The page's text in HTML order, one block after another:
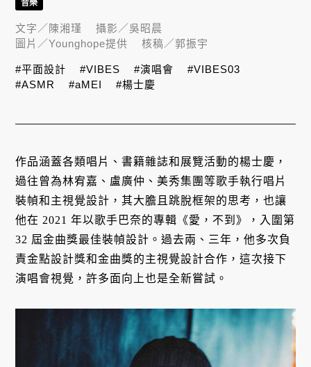
作品涵蓋各類唱片、書籍雜誌和展覽活動的楊士慶，
過往曾為林宥嘉、盧廣仲、美秀集團等歌手執行唱片
裝幀和主視覺設計，其大膽且跳脫框架的思考，也讓
他在 2021 年以歌手巴奈的專輯《愛，不到》，入圍第
32 屆金曲獎最佳裝幀設計。過去兩、三年，他多次負
責金點設計獎和金曲獎的主視覺設計合作，這次接下
演唱會視覺，許多面向上也是全新嘗試。
音樂
文字／ 陳湘瑾 攝影／吳昭晨
圖片／Younghope提供 核稿／郭振宇
#平面設計 #VIBES #演唱會
#VIBES03
#ASMR
#aMEI #楊士慶